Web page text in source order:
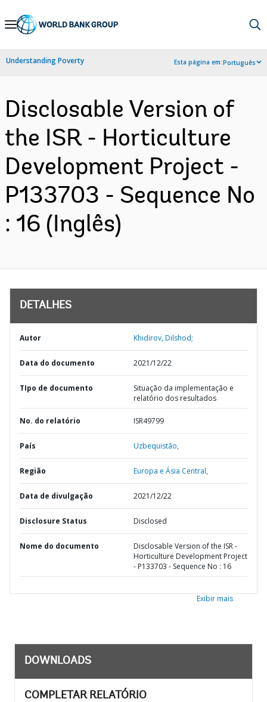
Skip
Navigation
Understanding Poverty Esta página em:Português
Disclosable Version of
the ISR - Horticulture
Development Project -
P133703 - Sequence No
: 16 (Inglês)
DETALHES
Autor Khidirov, Dilshod;
Data do documento 2021/12/22
TIpo de documento
Situação da implementação e
relatório dos resultados
No. do relatório ISR49799
País Uzbequistão,
Região Europa e Ásia Central,
Data de divulgação 2021/12/22
Disclosure Status Disclosed
Nome do documento
Disclosable Version of the ISR -
Horticulture Development Project
- P133703 - Sequence No : 16
Exibir mais
DOWNLOADS
COMPLETAR RELATÓRIO